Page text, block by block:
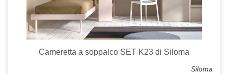
Cameretta a soppalco SET K23 di Siloma
Siloma